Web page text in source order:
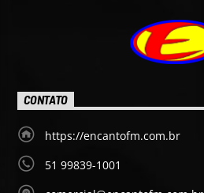
CONTATO
https://encantofm.com.br
51 99839-1001